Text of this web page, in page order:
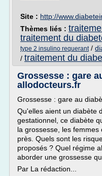
Site : http://
Thèmes liés :
traitement du
type 2 insulino requerant/
/ traitement du
Grossesse : gare
allodocteurs.fr
Grossesse : gare au
Qu'elles aient un diabète
gestationnel, ce diabète
la grossesse, les
près. Quels sont les
proposés ? Quel régime
aborder une grossesse
Par La rédaction...